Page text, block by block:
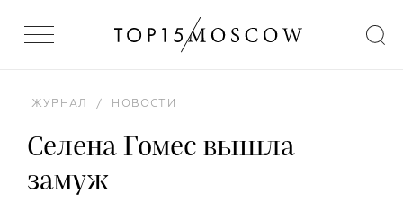
ЖУРНАЛ / НОВОСТИ
Селена Гомес вышла
замуж